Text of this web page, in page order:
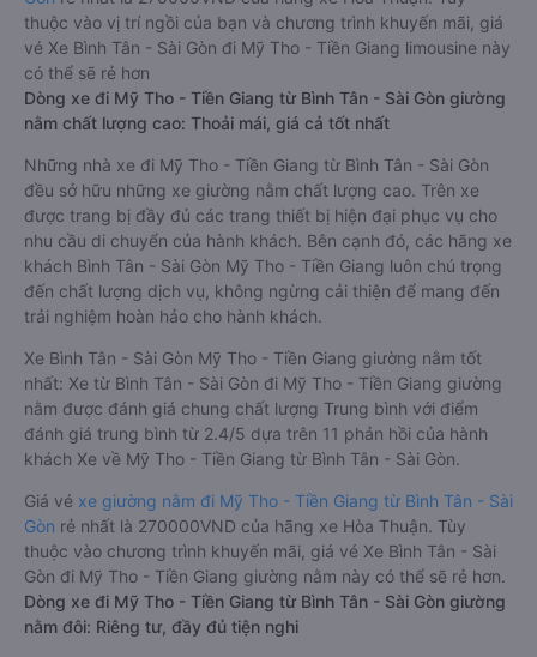
thuộc vào vị trí ngồi của bạn và chương trình khuyến mãi, giá
vé Xe Bình Tân - Sài Gòn đi Mỹ Tho - Tiền Giang limousine này
có thể sẽ rẻ hơn
Dòng xe đi Mỹ Tho - Tiền Giang từ Bình Tân - Sài Gòn giường
nằm chất lượng cao: Thoải mái, giá cả tốt nhất
Những nhà xe đi Mỹ Tho - Tiền Giang từ Bình Tân - Sài Gòn
đều sở hữu những xe giường nằm chất lượng cao. Trên xe
được trang bị đầy đủ các trang thiết bị hiện đại phục vụ cho
nhu cầu di chuyển của hành khách. Bên cạnh đó, các hãng xe
khách Bình Tân - Sài Gòn Mỹ Tho - Tiền Giang luôn chú trọng
đến chất lượng dịch vụ, không ngừng cải thiện để mang đến
trải nghiệm hoàn hảo cho hành khách.
Xe Bình Tân - Sài Gòn Mỹ Tho - Tiền Giang giường nằm tốt
nhất: Xe từ Bình Tân - Sài Gòn đi Mỹ Tho - Tiền Giang giường
nằm được đánh giá chung chất lượng Trung bình với điểm
đánh giá trung bình từ 2.4/5 dựa trên 11 phản hồi của hành
khách Xe về Mỹ Tho - Tiền Giang từ Bình Tân - Sài Gòn.
Giá vé xe giường nằm đi Mỹ Tho - Tiền Giang từ Bình Tân - Sài
Gòn rẻ nhất là 270000VND của hãng xe Hòa Thuận. Tùy
thuộc vào chương trình khuyến mãi, giá vé Xe Bình Tân - Sài
Gòn đi Mỹ Tho - Tiền Giang giường nằm này có thể sẽ rẻ hơn.
Dòng xe đi Mỹ Tho - Tiền Giang từ Bình Tân - Sài Gòn giường
nằm đôi: Riêng tư, đầy đủ tiện nghi